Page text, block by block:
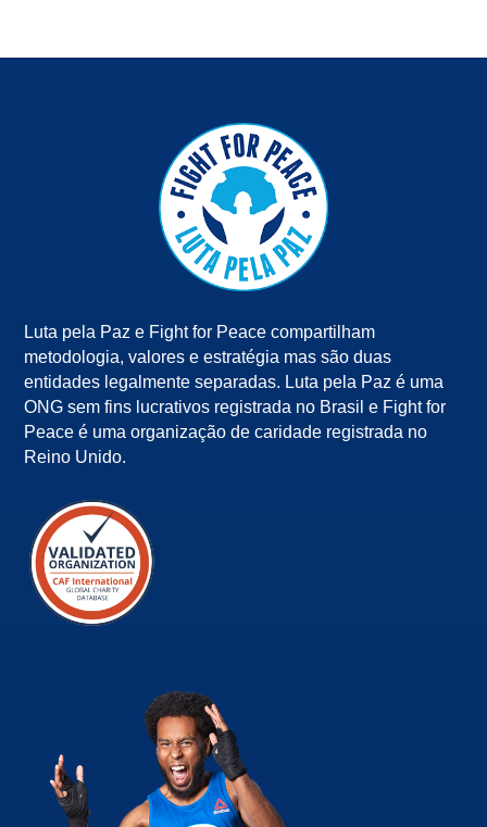
Luta pela Paz e Fight for Peace compartilham
metodologia, valores e estratégia mas são duas
entidades legalmente separadas. Luta pela Paz é uma
ONG sem fins lucrativos registrada no Brasil e Fight for
Peace é uma organização de caridade registrada no
Reino Unido.